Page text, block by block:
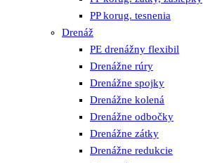
PP korug. tesnenia
Drenáž
PE drenážny flexibil
Drenážne rúry
Drenážne spojky
Drenážne kolená
Drenážne odbočky
Drenážne zátky
Drenážne redukcie